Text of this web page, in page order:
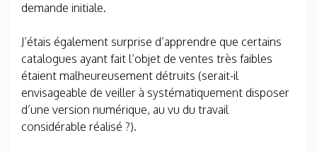
demande initiale.
J’étais également surprise d’apprendre que certains
catalogues ayant fait l’objet de ventes très faibles
étaient malheureusement détruits (serait-il
envisageable de veiller à systématiquement disposer
d’une version numérique, au vu du travail
considérable réalisé ?).